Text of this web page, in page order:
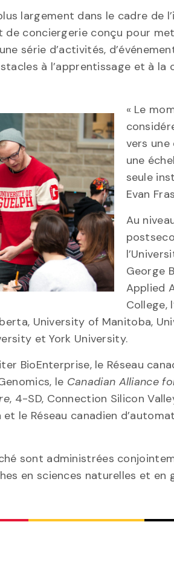
largement dans le cadre de
conciergerie conçu pour
série d’activités,
à l’apprentissage et à
« Le
vers
une
seule
Evan
Au
George
Applied
College,
University of Manitoba,
et York University.
BioEnterprise, le Réseau
le Canadian Alliance
, 4-SD, Connection Silicon
le Réseau canadien
sont administrées
en sciences naturelles et en